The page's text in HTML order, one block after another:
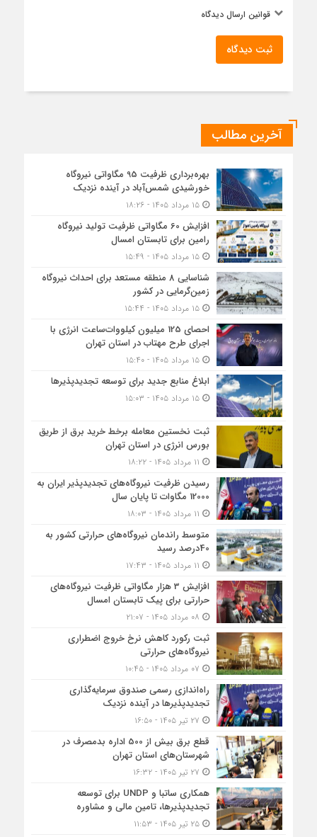
قوانین ارسال دیدگاه
ثبت دیدگاه
آخرین مطالب
بهره‌برداری ظرفیت 95 مگاواتی نیروگاه
خورشیدی شمس‌آباد در آینده نزدیک
۱۵ مرداد ۱۴۰۵ - ۱۸:۲۶
افزایش 60 مگاواتی ظرفیت تولید نیروگاه
رامین برای تابستان امسال
۱۵ مرداد ۱۴۰۵ - ۱۵:۴۹
شناسایی 8 منطقه مستعد برای احداث نیروگاه
زمین‌گرمایی در کشور
۱۵ مرداد ۱۴۰۵ - ۱۵:۴۴
احصای 125 میلیون کیلووات‌ساعت انرژی با
اجرای طرح مهتاب در استان تهران
۱۵ مرداد ۱۴۰۵ - ۱۵:۴۰
ابلاغ منابع جدید برای توسعه تجدیدپذیرها
۱۵ مرداد ۱۴۰۵ - ۱۵:۰۳
ثبت نخستین معامله برخط خرید برق از طریق
بورس انرژی در استان تهران
رسیدن ظرفیت نیروگاه‌های تجدیدپذیر ایران به
12000 مگاوات تا پایان سال
متوسط راندمان نیروگاه‌های حرارتی کشور به
40درصد رسید
افزایش 3 هزار مگاواتی ظرفیت نیروگاه‌های
حرارتی برای پیک تابستان امسال
ثبت رکورد کاهش نرخ خروج اضطراری
نیروگاه‌های حرارتی
راه‌اندازی رسمی صندوق سرمایه‌گذاری
تجدیدپذیرها در آینده نزدیک
قطع برق بیش از 500 اداره بدمصرف در
شهرستان‌های استان تهران
همکاری ساتبا و UNDP برای توسعه
تجدیدپذیرها، تامین مالی و مشاوره
۲۵ تیر ۱۴۰۵ - ۱۱:۵۳